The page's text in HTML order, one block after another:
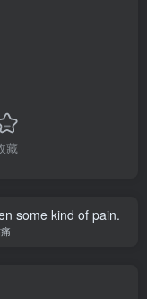
藏
some kind of pain.